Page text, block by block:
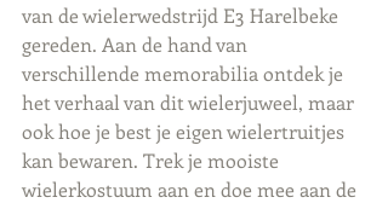
van de wielerwedstrijd E3 Harelbeke
gereden. Aan de hand van
verschillende memorabilia ontdek je
het verhaal van dit wielerjuweel, maar
ook hoe je best je eigen wielertruitjes
kan bewaren. Trek je mooiste
wielerkostuum aan en doe mee aan de